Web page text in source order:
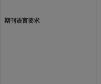
期刊语言要求